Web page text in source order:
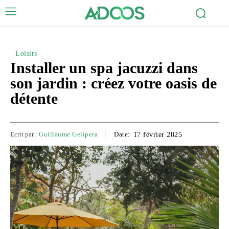
Loisirs
Installer un spa jacuzzi dans
son jardin : créez votre oasis de
détente
Ecrit par : Guillaume Gelipera Date: 17 février 2025